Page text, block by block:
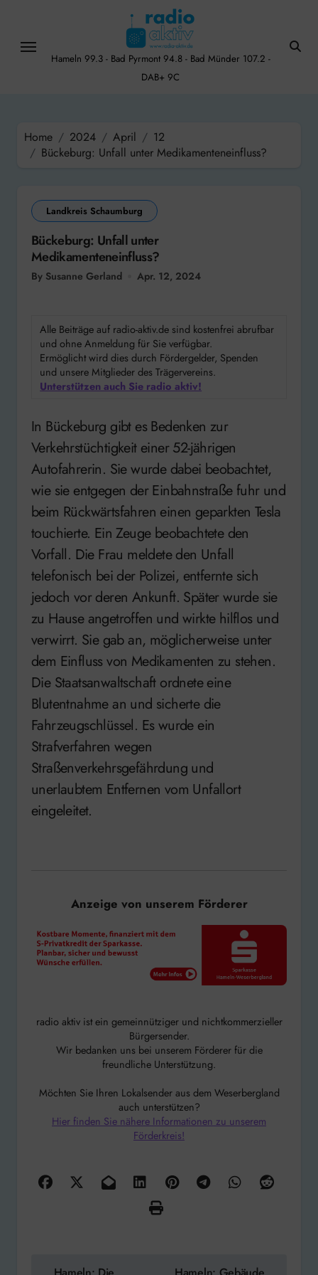
content
Hameln 99.3 - Bad Pyrmont 94.8 - Bad Münder 107.2 -
DAB+ 9C
Home 2024 April
12
Bückeburg: Unfall unter Medikamenteneinfluss?
Landkreis Schaumburg
Bückeburg: Unfall unter
Medikamenteneinfluss?
By Susanne Gerland Apr. 12, 2024
Alle Beiträge auf radio-aktiv.de sind kostenfrei abrufbar
und ohne Anmeldung für Sie verfügbar.
Ermöglicht wird dies durch Fördergelder, Spenden
und unsere Mitglieder des Trägervereins.
Unterstützen auch Sie radio aktiv!
In Bückeburg gibt es Bedenken zur
Verkehrstüchtigkeit einer 52-jährigen
Autofahrerin. Sie wurde dabei beobachtet,
wie sie entgegen der Einbahnstraße fuhr und
beim Rückwärtsfahren einen geparkten Tesla
touchierte. Ein Zeuge beobachtete den
Vorfall. Die Frau meldete den Unfall
telefonisch bei der Polizei, entfernte sich
jedoch vor deren Ankunft. Später wurde sie
zu Hause angetroffen und wirkte hilflos und
verwirrt. Sie gab an, möglicherweise unter
dem Einfluss von Medikamenten zu stehen.
Die Staatsanwaltschaft ordnete eine
Blutentnahme an und sicherte die
Fahrzeugschlüssel. Es wurde ein
Strafverfahren wegen
Straßenverkehrsgefährdung und
unerlaubtem Entfernen vom Unfallort
eingeleitet.
Anzeige von unserem Förderer
radio aktiv ist ein gemeinnütziger und nichtkommerzieller
Bürgersender.
Wir bedanken uns bei unserem Förderer für die
freundliche Unterstützung.
Möchten Sie Ihren Lokalsender aus dem Weserbergland
auch unterstützen?
Hier finden Sie nähere Informationen zu unserem
Förderkreis!
Beitragsnavigation